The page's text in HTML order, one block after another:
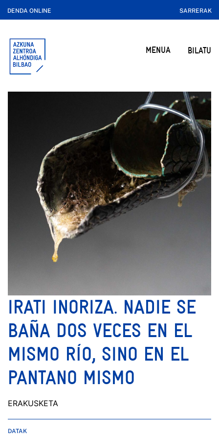
DENDA ONLINE SARRERAK
MENUA BILATU
IRATI INORIZA. NADIE SE
BAÑA DOS VECES EN EL
MISMO RÍO, SINO EN EL
PANTANO MISMO
ERAKUSKETA
DATAK